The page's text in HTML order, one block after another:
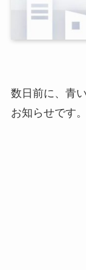
数日前に、青
お知らせです。